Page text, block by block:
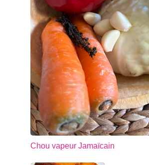
Chou vapeur Jamaïcain